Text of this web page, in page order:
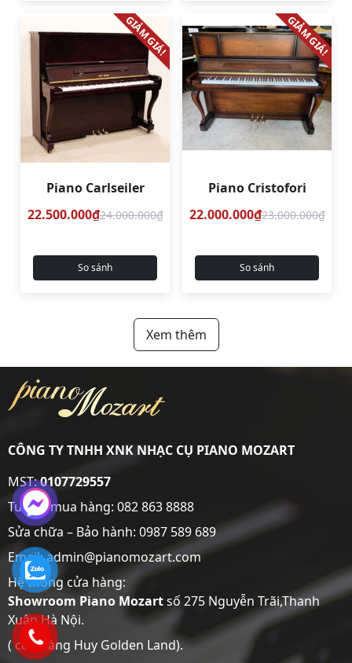
GIẢM GIÁ!
Piano Carlseiler
22.500.000₫24.000.000₫
So sánh
GIẢM GIÁ!
Piano Cristofori
22.000.000₫23.000.000₫
So sánh
Xem thêm
CÔNG TY TNHH XNK NHẠC CỤ PIANO MOZART
MST:0107729557
Tư vấn mua hàng: 082 863 8888
Sửa chữa – Bảo hành: 0987 589 689
Email: admin@pianomozart.com
Hệ thống cửa hàng:
Showroom Piano Mozartsố 275 Nguyễn Trãi,Thanh
Xuân,Hà Nội.
( cc Hoàng Huy Golden Land).